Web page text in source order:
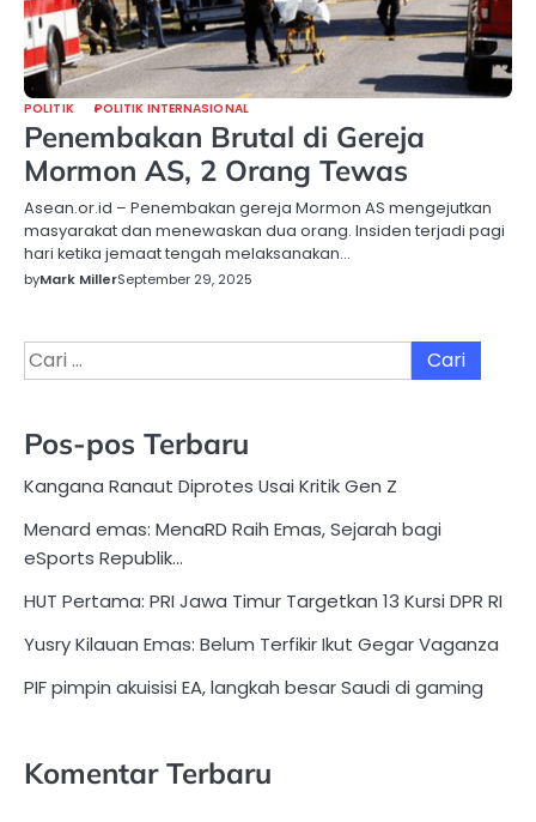
POLITIK POLITIK INTERNASIONAL
Penembakan Brutal di Gereja
Mormon AS, 2 Orang Tewas
Asean.or.id – Penembakan gereja Mormon AS mengejutkan
masyarakat dan menewaskan dua orang. Insiden terjadi pagi
hari ketika jemaat tengah melaksanakan…
byMark MillerSeptember 29, 2025
Cari
untuk:
Pos-pos Terbaru
Kangana Ranaut Diprotes Usai Kritik Gen Z
Menard emas: MenaRD Raih Emas, Sejarah bagi
eSports Republik…
HUT Pertama: PRI Jawa Timur Targetkan 13 Kursi DPR RI
Yusry Kilauan Emas: Belum Terfikir Ikut Gegar Vaganza
PIF pimpin akuisisi EA, langkah besar Saudi di gaming
Komentar Terbaru